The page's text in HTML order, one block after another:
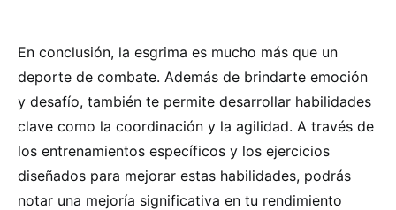
En conclusión, la esgrima es mucho más que un
deporte de combate. Además de brindarte emoción
y desafío, también te permite desarrollar habilidades
clave como la coordinación y la agilidad. A través de
los entrenamientos específicos y los ejercicios
diseñados para mejorar estas habilidades, podrás
notar una mejoría significativa en tu rendimiento